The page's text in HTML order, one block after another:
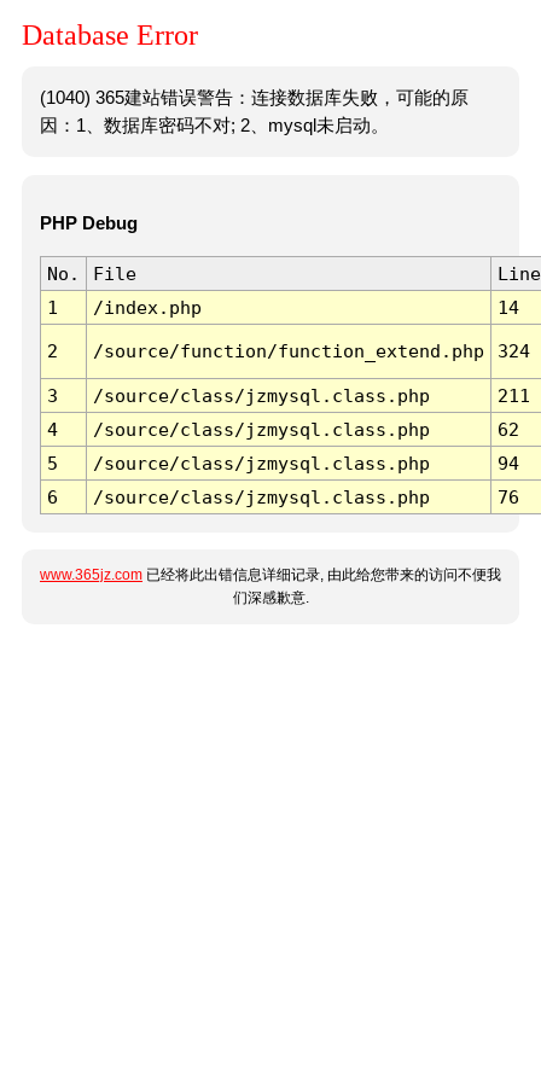
Database Error
(1040) 365建站错误警告：连接数据库失败，可能的原
因：1、数据库密码不对; 2、mysql未启动。
PHP Debug
No. File
Line
1
/index.php 14
2 /source/function/function_extend.php 324
3 /source/class/jzmysql.class.php
211
4
/source/class/jzmysql.class.php
62
5
/source/class/jzmysql.class.php
94
6
/source/class/jzmysql.class.php 76
www.365jz.com 已经将此出错信息详细记录, 由此给您带来的访问不便我
们深感歉意.